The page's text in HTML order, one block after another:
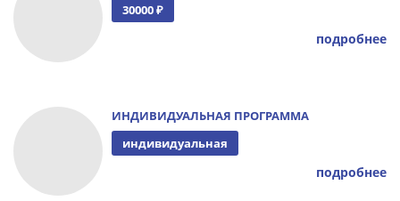
30000 ₽
подробнее
ИНДИВИДУАЛЬНАЯ ПРОГРАММА
индивидуальная
подробнее